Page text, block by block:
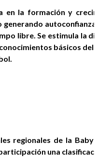
en la formación y
generando
libre. Se estimula la
básicos
regionales de la
una